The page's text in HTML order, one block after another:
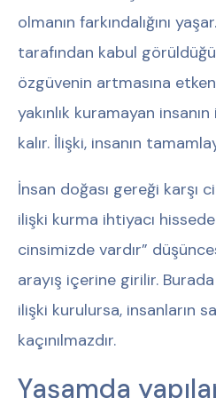
olmanın farkındalığını
tarafından kabul
özgüvenin artmasına
yakınlık kuramayan
kalır. İlişki, insanın
İnsan doğası gereği karşı
ilişki kurma ihtiyacı
cinsimizde vardır”
arayış içerine girilir.
ilişki kurulursa, insanların
kaçınılmazdır.
Yaşamda